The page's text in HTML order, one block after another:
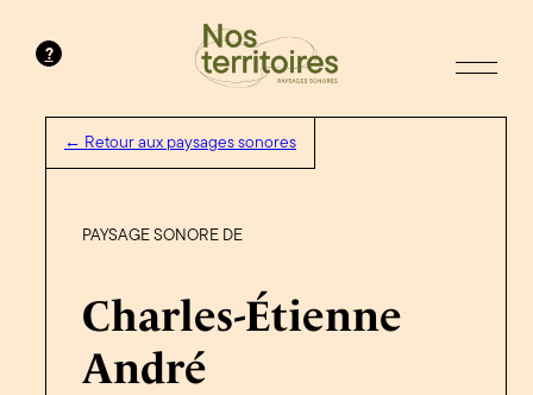
?
← Retour aux paysages sonores
PAYSAGE SONORE DE
Charles-Étienne
André